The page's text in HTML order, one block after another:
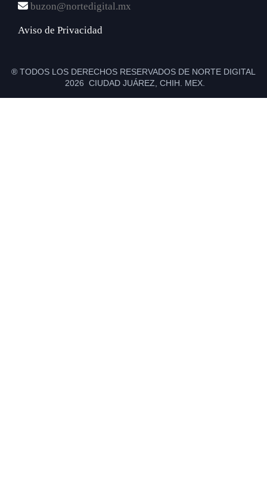
buzon@nortedigital.mx
Aviso de Privacidad
® TODOS LOS DERECHOS RESERVADOS DE NORTE DIGITAL
2026 CIUDAD JUÁREZ, CHIH. MEX.